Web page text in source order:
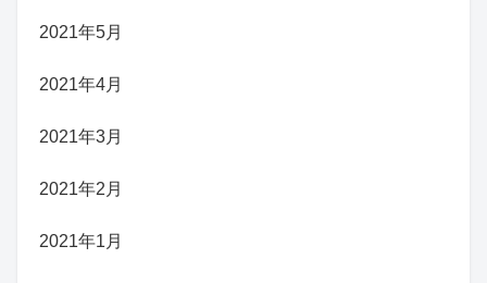
2021年5月
2021年4月
2021年3月
2021年2月
2021年1月